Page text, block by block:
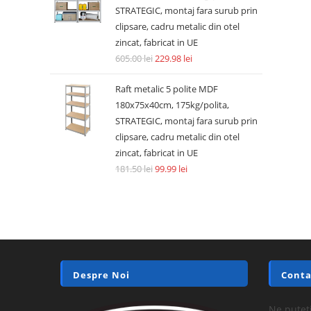
STRATEGIC, montaj fara surub prin
clipsare, cadru metalic din otel
zincat, fabricat in UE
605.00lei229.98 lei
Raft metalic 5 polite MDF
180x75x40cm, 175kg/polita,
STRATEGIC, montaj fara surub prin
clipsare, cadru metalic din otel
zincat, fabricat in UE
181.50lei99.99 lei
Despre Noi